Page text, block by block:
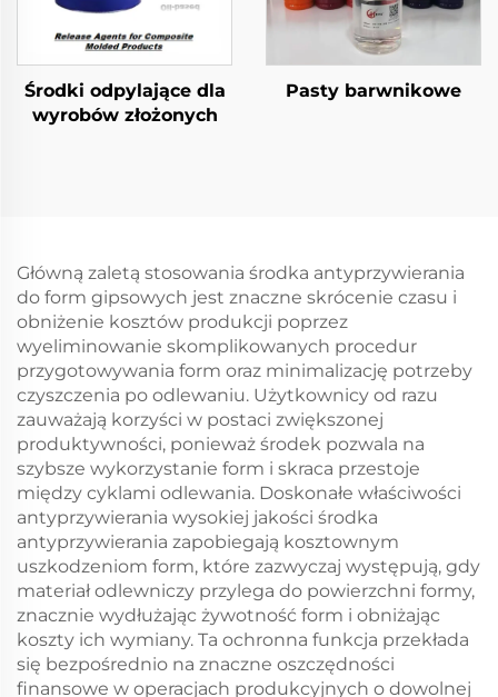
Środki odpylające dla
wyrobów złożonych
Pasty barwnikowe
Główną zaletą stosowania środka antyprzywierania
do form gipsowych jest znaczne skrócenie czasu i
obniżenie kosztów produkcji poprzez
wyeliminowanie skomplikowanych procedur
przygotowywania form oraz minimalizację potrzeby
czyszczenia po odlewaniu. Użytkownicy od razu
zauważają korzyści w postaci zwiększonej
produktywności, ponieważ środek pozwala na
szybsze wykorzystanie form i skraca przestoje
między cyklami odlewania. Doskonałe właściwości
antyprzywierania wysokiej jakości środka
antyprzywierania zapobiegają kosztownym
uszkodzeniom form, które zazwyczaj występują, gdy
materiał odlewniczy przylega do powierzchni formy,
znacznie wydłużając żywotność form i obniżając
koszty ich wymiany. Ta ochronna funkcja przekłada
się bezpośrednio na znaczne oszczędności
finansowe w operacjach produkcyjnych o dowolnej